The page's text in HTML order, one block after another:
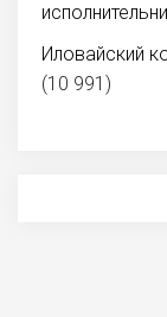
Иловайский
(10 991)